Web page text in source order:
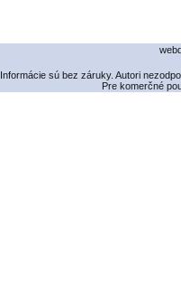
Informácie sú bez záruky. Autori
Pre komerčné